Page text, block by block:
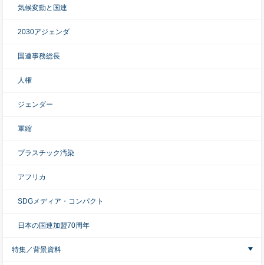
気候変動と国連
2030アジェンダ
国連事務総長
人権
ジェンダー
軍縮
プラスチック汚染
アフリカ
SDGメディア・コンパクト
日本の国連加盟70周年
特集／背景資料